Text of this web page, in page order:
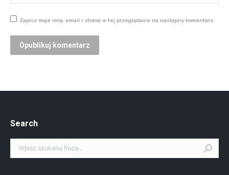
Zapisz moje imię, email i stronę w tej przeglądarce na następny komentarz.
Opublikuj komentarz
Search
Szukaj: